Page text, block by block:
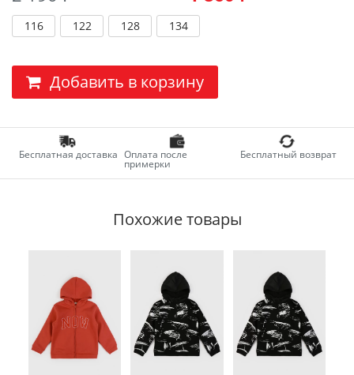
116 122 128 134
Добавить в корзину
Бесплатная доставка Оплата после
примерки
Бесплатный возврат
Похожие товары